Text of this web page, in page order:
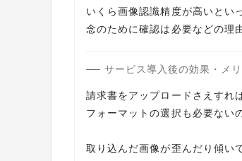
いくら画像認識精度が高いとい
念のために確認は必要などの理
サービス導入後の効果・メ
請求書をアップロードさえすれ
フォーマットの選択も必要ない
取り込んだ画像が歪んだり傾い